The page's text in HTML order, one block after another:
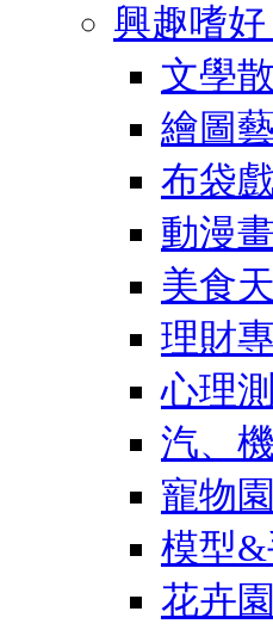
興趣嗜好
文學
繪圖
布袋戲
動漫
美食
理財
心理
汽、
寵物
模型
花卉